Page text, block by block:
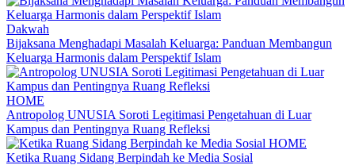
Dakwah
Bijaksana Menghadapi Masalah Keluarga: Panduan Membangun
Keluarga Harmonis dalam Perspektif Islam
HOME
Antropolog UNUSIA Soroti Legitimasi Pengetahuan di Luar
Kampus dan Pentingnya Ruang Refleksi
HOME
Ketika Ruang Sidang Berpindah ke Media Sosial